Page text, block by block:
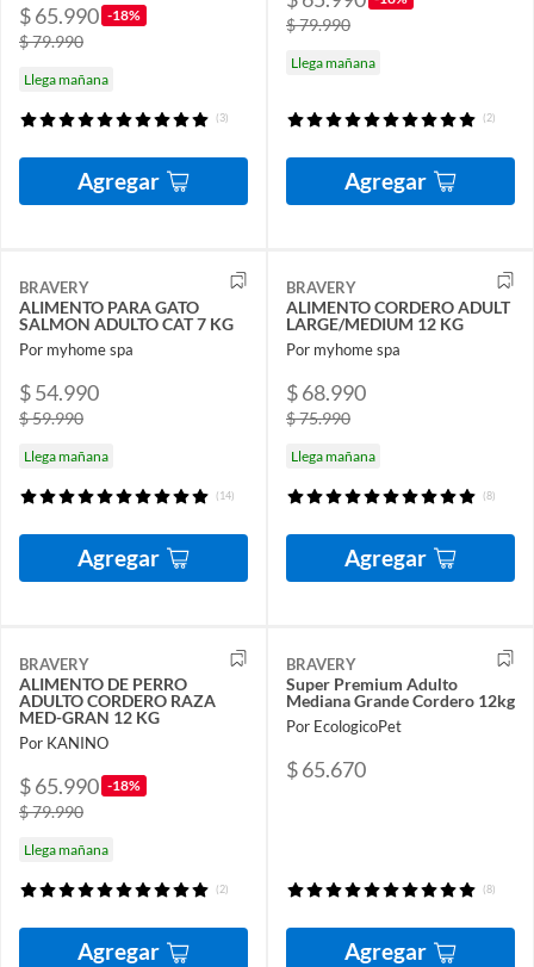
$ 65.990 -18%
$ 79.990
Llega mañana
(3)
Agregar
$ 79.990
Llega mañana
(2)
Agregar
BRAVERY
ALIMENTO PARA GATO
SALMON ADULTO CAT 7 KG
Por myhome spa
$ 54.990
$ 59.990
Llega mañana
(14)
Agregar
BRAVERY
ALIMENTO CORDERO ADULT
LARGE/MEDIUM 12 KG
Por myhome spa
$ 68.990
$ 75.990
Llega mañana
(8)
Agregar
BRAVERY
ALIMENTO DE PERRO
ADULTO CORDERO RAZA
MED-GRAN 12 KG
Por KANINO
$ 65.990 -18%
$ 79.990
Llega mañana
(2)
Agregar
BRAVERY
Super Premium Adulto
Mediana Grande Cordero 12kg
Por EcologicoPet
$ 65.670
(8)
Agregar